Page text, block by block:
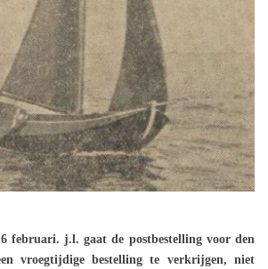
februari. j.l. gaat de postbestelling voor den
vroegtijdige bestelling te verkrijgen, niet